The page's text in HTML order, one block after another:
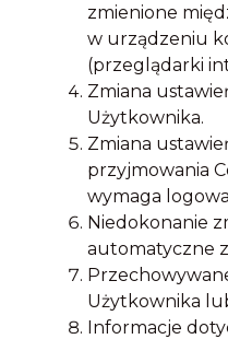
zmienione
w urządzeniu
(przeglądarki
Zmiana
Użytkownika.
Zmiana
przyjmowania
wymaga
Niedokonanie
automatyczne
Użytkownika
Informacje